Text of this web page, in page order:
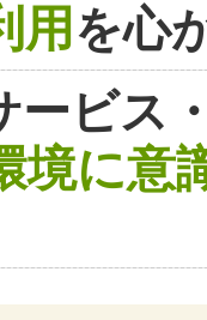
用を心
ービス
境に意